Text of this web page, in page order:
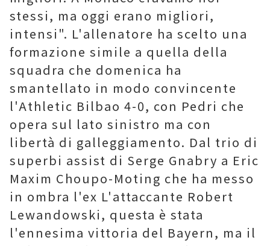
stessi, ma oggi erano migliori,
intensi". L'allenatore ha scelto una
formazione simile a quella della
squadra che domenica ha
smantellato in modo convincente
l'Athletic Bilbao 4-0, con Pedri che
opera sul lato sinistro ma con
libertà di galleggiamento. Dal trio di
superbi assist di Serge Gnabry a Eric
Maxim Choupo-Moting che ha messo
in ombra l'ex L'attaccante Robert
Lewandowski, questa è stata
l'ennesima vittoria del Bayern, ma il